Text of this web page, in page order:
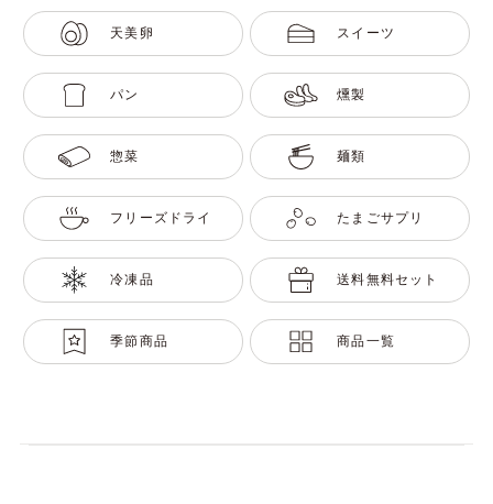
天美卵 スイーツ
パン 燻製
惣菜 麺類
フリーズドライ たまごサプリ
冷凍品 送料無料セット
季節商品 商品一覧